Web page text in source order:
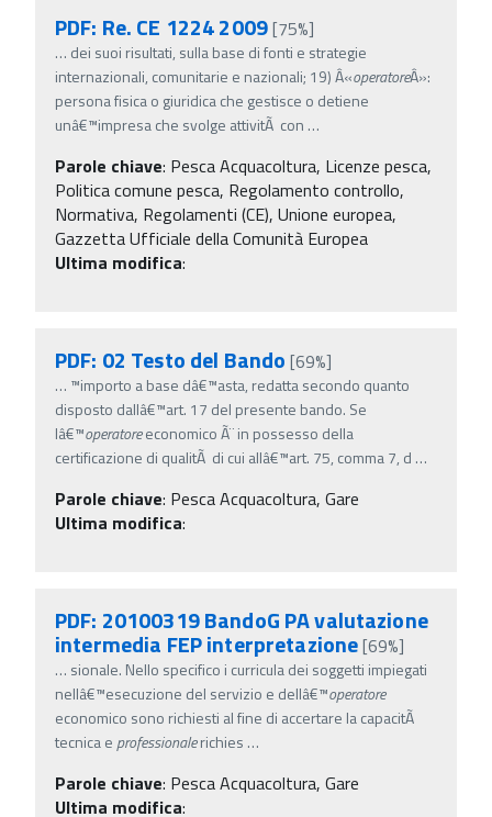
PDF: Re. CE 1224 2009[75%]
… dei suoi risultati, sulla base di fonti e strategie
internazionali, comunitarie e nazionali; 19) Â«operatoreÂ»:
persona fisica o giuridica che gestisce o detiene
unâ€™impresa che svolge attivitÃ con …
Parole chiave: Pesca Acquacoltura, Licenze pesca,
Politica comune pesca, Regolamento controllo,
Normativa, Regolamenti (CE), Unione europea,
Gazzetta Ufficiale della Comunità Europea
Ultima modifica:
PDF: 02 Testo del Bando [69%]
… ™importo a base dâ€™asta, redatta secondo quanto
disposto dallâ€™art. 17 del presente bando. Se
lâ€™operatoreeconomico Ã¨ in possesso della
certificazione di qualitÃ di cui allâ€™art. 75, comma 7, d …
Parole chiave: Pesca Acquacoltura, Gare
Ultima modifica:
PDF: 20100319 BandoG PA valutazione
intermedia FEP interpretazione[69%]
… sionale. Nello specifico i curricula dei soggetti impiegati
nellâ€™esecuzione del servizio e dellâ€™operatore
economico sono richiesti al fine di accertare la capacitÃ
tecnica e professionalerichies …
Parole chiave: Pesca Acquacoltura, Gare
Ultima modifica: